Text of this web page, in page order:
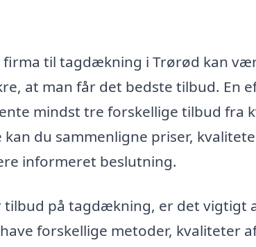
til tagdækning i Trørød kan
at man får det bedste tilbud. En
mindst tre forskellige tilbud fra
du sammenligne priser,
informeret beslutning.
tilbud på tagdækning, er det vigtigt
forskellige metoder, kvaliteter